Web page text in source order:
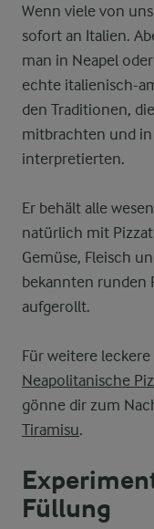
Wenn viele von
sofort an Italien.
man in Neapel
echte italienisch-
den Traditionen,
mitbrachten und
interpretierten.
Er behält alle
natürlich mit
Gemüse, Fleisch
bekannten runden
aufgerollt.
Für weitere
Neapolitanische
gönne dir zum
Tiramisu.
Füllung